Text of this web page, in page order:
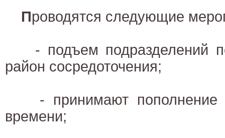
Проводятся следующие
- подъем подразделений
район сосредоточения;
- принимают пополнение
времени;